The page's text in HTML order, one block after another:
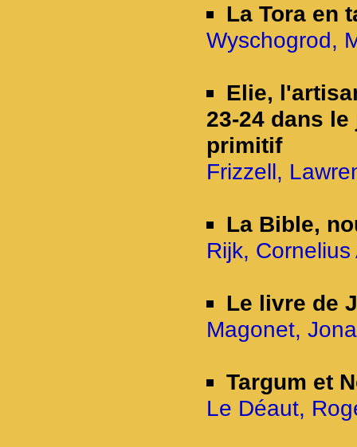
La Tora en
Wyschogrod,
Elie,
23-24 dans
primitif
Frizzell,
La Bible,
Rijk, Cornelius
Le livre de
Magonet,
Targum et
Le Déaut,